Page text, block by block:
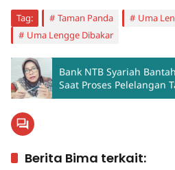
Tag: Taman Panda
Uma
Uma Lengge Dibakar
Bank NTB Syariah
Saat Proses Pelelangan
Berita Bima terkait: